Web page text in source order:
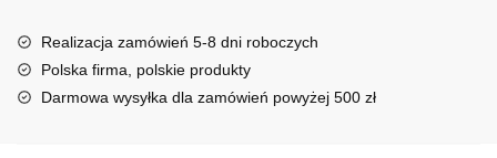
Realizacja zamówień 5-8 dni roboczych
Polska firma, polskie produkty
Darmowa wysyłka dla zamówień powyżej 500 zł